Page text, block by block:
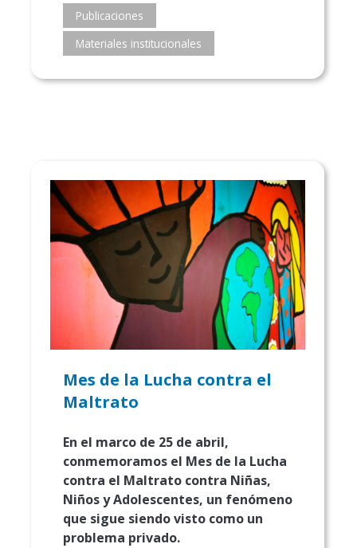
Publicaciones
Materiales institucionales
Mes de la Lucha contra el
Maltrato
En el marco de 25 de abril,
conmemoramos el Mes de la Lucha
contra el Maltrato contra Niñas,
Niños y Adolescentes, un fenómeno
que sigue siendo visto como un
problema privado.